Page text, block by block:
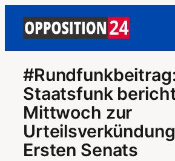
Staatsfunk
Mittwoch zur
Ersten Senats